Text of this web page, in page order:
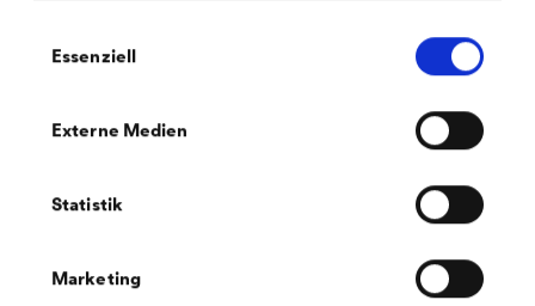
Essenziell
Externe Medien
Statistik
Marketing
Anschluss- und Abdichtungsband mit hoher Klebkraft bei
gleichzeitig hoher Flexibilität - für Details innen und außen.